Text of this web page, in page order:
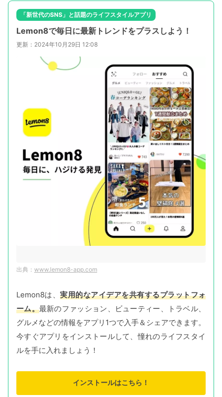
「新世代のSNS」と話題のライフスタイルアプリ
Lemon8で毎日に最新トレンドをプラスしよう！
更新：2024年10月29日 12:08
www.lemon8-app.com
Lemon8は、実用的なアイデアを共有するプラットフォ
ーム。最新のファッション、ビューティー、トラベル、
グルメなどの情報をアプリ1つで入手＆シェアできます。
今すぐアプリをインストールして、憧れのライフスタイ
ルを手に入れましょう！
インストールはこちら！